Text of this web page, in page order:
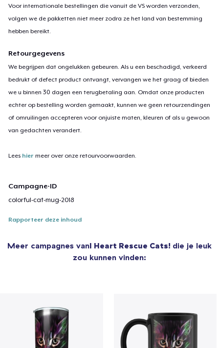
Voor internationale bestellingen die vanuit de VS worden verzonden,
volgen we de pakketten niet meer zodra ze het land van bestemming
hebben bereikt.
Retourgegevens
We begrijpen dat ongelukken gebeuren. Als u een beschadigd, verkeerd
bedrukt of defect product ontvangt, vervangen we het graag of bieden
we u binnen 30 dagen een terugbetaling aan. Omdat onze producten
echter op bestelling worden gemaakt, kunnen we geen retourzendingen
of omruilingen accepteren voor onjuiste maten, kleuren of als u gewoon
van gedachten verandert.
Lees hier meer over onze retourvoorwaarden.
Campagne-ID
colorful-cat-mug-2018
Rapporteer deze inhoud
Meer campagnes vanI Heart Rescue Cats! die je leuk
zou kunnen vinden: